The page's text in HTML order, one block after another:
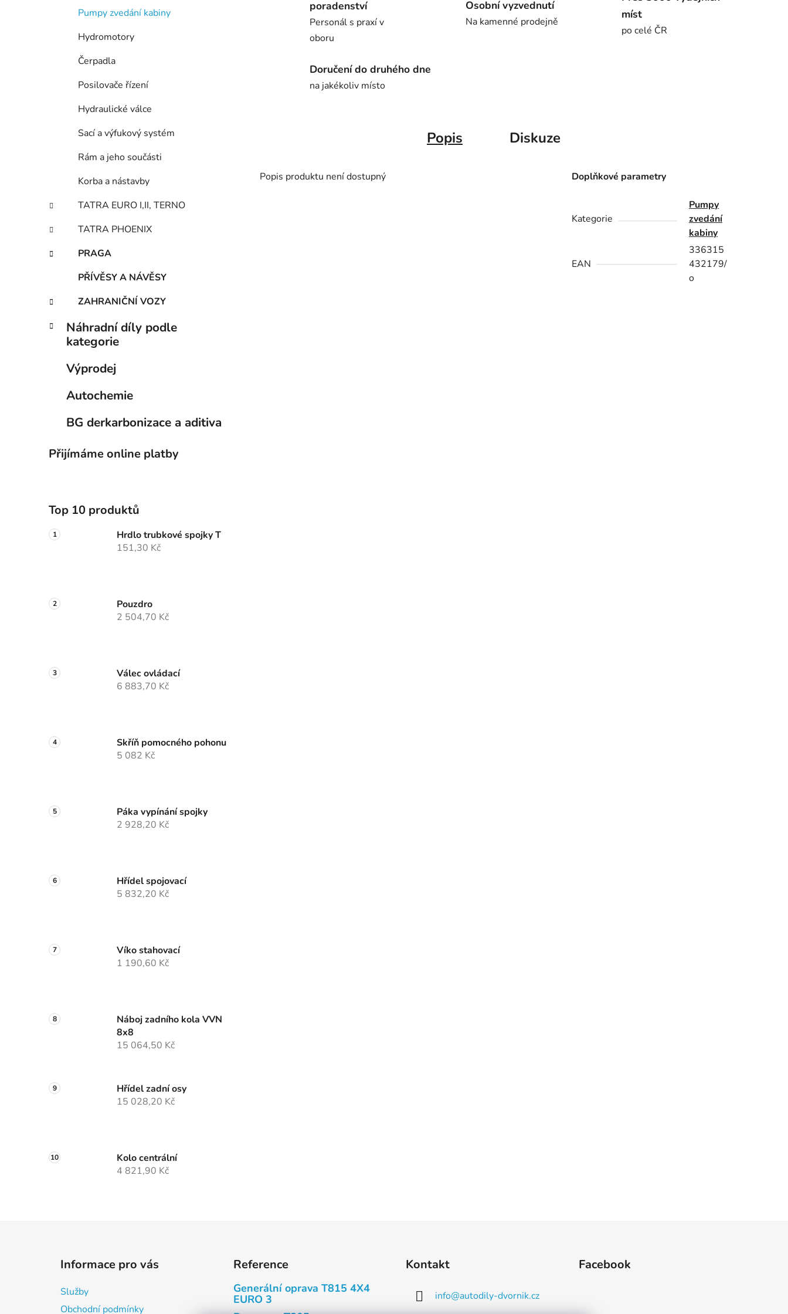
Pumpy zvedání kabiny
Hydromotory
Čerpadla
Posilovače řízení
Hydraulické válce
Sací a výfukový systém
Rám a jeho součásti
Korba a nástavby
TATRA EURO I,II, TERNO
TATRA PHOENIX
PRAGA
PŘÍVĚSY A NÁVĚSY
ZAHRANIČNÍ VOZY
Náhradní díly podle
kategorie
Výprodej
Autochemie
BG derkarbonizace a aditiva
Přijímáme online platby
Top 10 produktů
Hrdlo trubkové spojky T
151,30 Kč
Pouzdro
2 504,70 Kč
Válec ovládací
6 883,70 Kč
Skříň pomocného pohonu
5 082 Kč
Páka vypínání spojky
2 928,20 Kč
Hřídel spojovací
5 832,20 Kč
Víko stahovací
1 190,60 Kč
Náboj zadního kola VVN
8x8
15 064,50 Kč
Hřídel zadní osy
15 028,20 Kč
Kolo centrální
4 821,90 Kč
poradenství
Personál s praxí v
oboru
Osobní vyzvednutí
Na kamenné prodejně
míst
po celé ČR
Doručení do druhého dne
na jakékoliv místo
Popis Diskuze
Popis produktu není dostupný Doplňkové parametry
Kategorie
Pumpy
zvedání
kabiny
EAN
336315
432179/
o
Informace pro vás
Služby
Obchodní podmínky
Reference
Generální oprava T815 4X4
EURO 3
Kontakt
info@autodily-dvornik.cz
Facebook